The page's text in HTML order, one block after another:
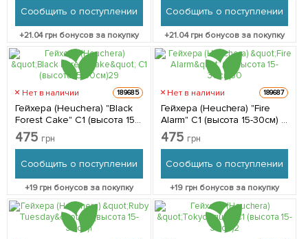
Сообщить о поступлении
+21.04грн бонусов за покупку
Сообщить о поступлении
+21.04грн бонусов за покупку
Нет в наличии 189685
Гейхера (Heuchera) "Black
Forest Cake" С1 (высота 15-
30см) 1 саженец в
упаковке
475 грн
Сообщить о поступлении
+19грн бонусов за покупку
Нет в наличии 189687
Гейхера (Heuchera) "Fire
Alarm" С1 (высота 15-30см) 1
саженец в упаковке
475 грн
Сообщить о поступлении
+19 грн бонусов за покупку